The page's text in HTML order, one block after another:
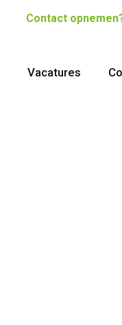
Contact
Vacatures